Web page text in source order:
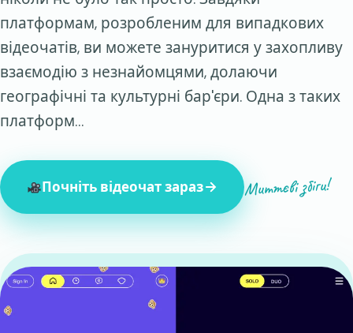
платформам, розробленим для випадкових
відеочатів, ви можете зануритися у захопливу
взаємодію з незнайомцями, долаючи
географічні та культурні бар'єри. Одна з таких
платформ…
Почніть відеочат зараз Миттєві збіги!